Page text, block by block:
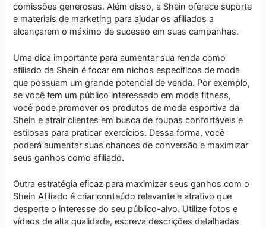
comissões generosas. Além disso, a Shein oferece suporte
e materiais de marketing para ajudar os afiliados a
alcançarem o máximo de sucesso em suas campanhas.
Uma dica importante para aumentar sua renda como
afiliado da Shein é focar em nichos específicos de moda
que possuam um grande potencial de venda. Por exemplo,
se você tem um público interessado em moda fitness,
você pode promover os produtos de moda esportiva da
Shein e atrair clientes em busca de roupas confortáveis e
estilosas para praticar exercícios. Dessa forma, você
poderá aumentar suas chances de conversão e maximizar
seus ganhos como afiliado.
Outra estratégia eficaz para maximizar seus ganhos com o
Shein Afiliado é criar conteúdo relevante e atrativo que
desperte o interesse do seu público-alvo. Utilize fotos e
vídeos de alta qualidade, escreva descrições detalhadas